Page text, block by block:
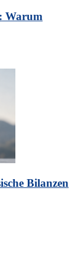
Warum
Bilanzen